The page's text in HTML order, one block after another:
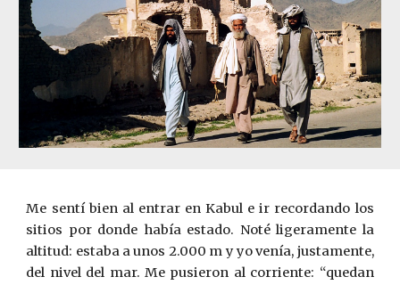
Me sentí bien al entrar en Kabul e ir recordando los
sitios por donde había estado. Noté ligeramente la
altitud: estaba a unos 2.000 m y yo venía, justamente,
del nivel del mar. Me pusieron al corriente: “quedan